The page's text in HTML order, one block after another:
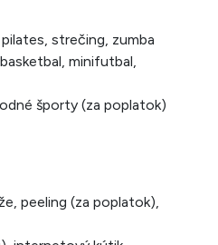
strečing, zumba
minifutbal,
športy (za poplatok)
peeling (za poplatok),